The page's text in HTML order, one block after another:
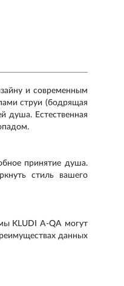
и современным
струи (бодрящая
душа. Естественная
принятие душа.
стиль вашего
KLUDI A-QA могут
данных